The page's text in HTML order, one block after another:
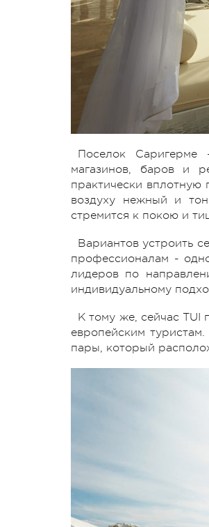
Поселок
магазинов, баров и
практически
воздуху нежный и
стремится к покою и
Вариантов устроить
профессионалам -
лидеров по
индивидуальному
К тому же, сейчас TUI
европейским
пары, который